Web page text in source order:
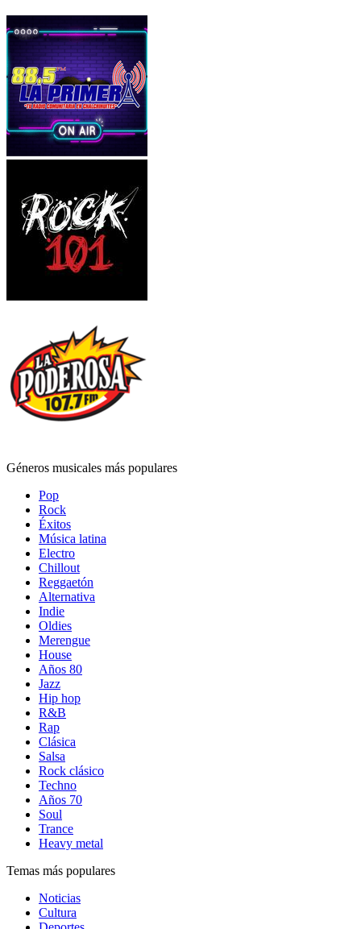
Géneros musicales más populares
Pop
Rock
Éxitos
Música latina
Electro
Chillout
Reggaetón
Alternativa
Indie
Oldies
Merengue
House
Años 80
Jazz
Hip hop
R&B
Rap
Clásica
Salsa
Rock clásico
Techno
Años 70
Soul
Trance
Heavy metal
Temas más populares
Noticias
Cultura